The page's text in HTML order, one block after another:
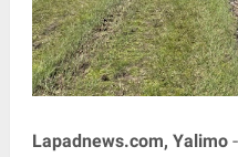
Lapadnews.com, Yalimo